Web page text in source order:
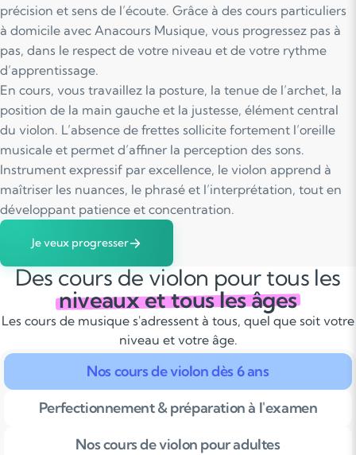
précision et sens de l’écoute. Grâce à des cours particuliers
à domicile avec Anacours Musique, vous progressez pas à
pas, dans le respect de votre niveau et de votre rythme
d’apprentissage.
En cours, vous travaillez la posture, la tenue de l’archet, la
position de la main gauche et la justesse, élément central
du violon. L’absence de frettes sollicite fortement l’oreille
musicale et permet d’affiner la perception des sons.
Instrument expressif par excellence, le violon apprend à
maîtriser les nuances, le phrasé et l’interprétation, tout en
développant patience et concentration.
Je veux progresser
Des cours de violon pour tous les
niveaux et tous les âges
Les cours de musique s'adressent à tous, quel que soit votre
niveau et votre âge.
Nos cours de violon dès 6 ans
Perfectionnement & préparation à l'examen
Nos cours de violon pour adultes